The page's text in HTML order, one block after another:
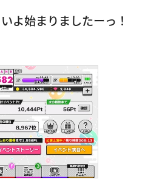
よ始まりましたーっ！